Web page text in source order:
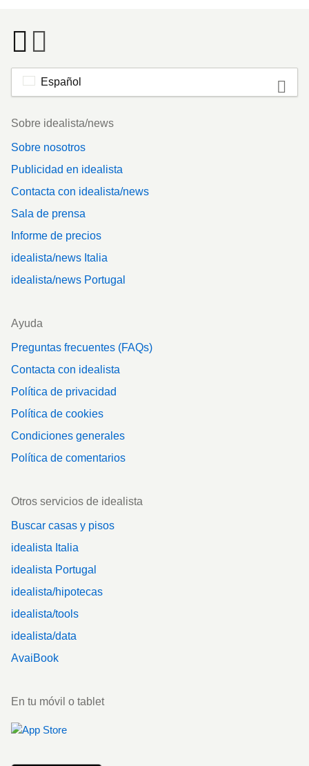
Español
Footer
Sobre idealista/news
Sobre nosotros
Publicidad en idealista
Contacta con idealista/news
Sala de prensa
Informe de precios
idealista/news Italia
idealista/news Portugal
Ayuda
Preguntas frecuentes (FAQs)
Contacta con idealista
Política de privacidad
Política de cookies
Condiciones generales
Política de comentarios
Otros servicios de idealista
Buscar casas y pisos
idealista Italia
idealista Portugal
idealista/hipotecas
idealista/tools
idealista/data
AvaiBook
En tu móvil o tablet